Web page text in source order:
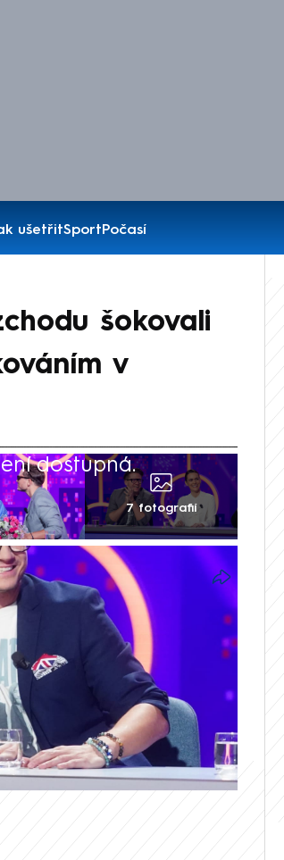
ušetřitSportPočasí
šokovali
v
dostupná.
7 fotografií
nedílnou součástí
diváky. Když proto
vztahu, u diváků tím
vystupování v oblíbeném